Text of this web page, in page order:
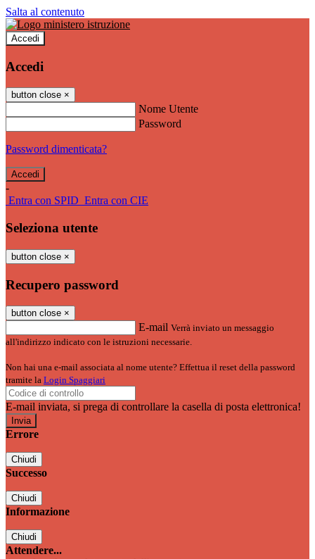
Salta al contenuto
Accedi
Accedi
button close ×
Nome Utente
Password
Password dimenticata?
-
Entra con SPID Entra con CIE
Seleziona utente
button close ×
Recupero password
button close ×
E-mail Verrà inviato un messaggio
all'indirizzo indicato con le istruzioni necessarie.
Non hai una e-mail associata al nome utente? Effettua il reset della password
tramite la Login Spaggiari
E-mail inviata, si prega di controllare la casella di posta elettronica!
Errore
Chiudi
Successo
Chiudi
Informazione
Chiudi
Attendere...